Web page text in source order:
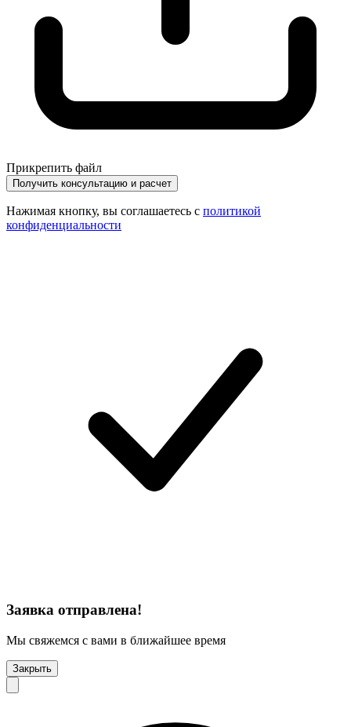
Прикрепить файл
Получить консультацию и расчет
Нажимая кнопку, вы соглашаетесь с политикой
конфиденциальности
Заявка отправлена!
Мы свяжемся с вами в ближайшее время
Закрыть